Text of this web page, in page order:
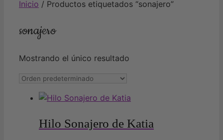
Inicio / Productos etiquetados “sonajero”
sonajero
Mostrando el único resultado
Hilo Sonajero de Katia